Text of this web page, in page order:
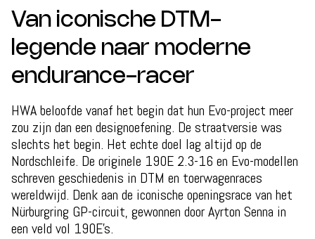
Van iconische DTM-
legende naar moderne
endurance-racer
HWA beloofde vanaf het begin dat hun Evo-project meer
zou zijn dan een designoefening. De straatversie was
slechts het begin. Het echte doel lag altijd op de
Nordschleife. De originele 190E 2.3-16 en Evo-modellen
schreven geschiedenis in DTM en toerwagenraces
wereldwijd. Denk aan de iconische openingsrace van het
Nürburgring GP-circuit, gewonnen door Ayrton Senna in
een veld vol 190E’s.